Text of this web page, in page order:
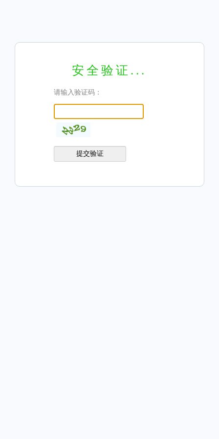
安全验证...
请输入验证码：